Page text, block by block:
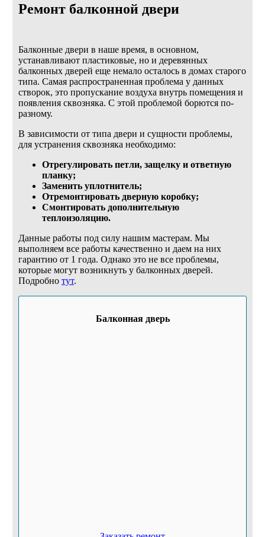
Ремонт балконной двери
Балконные двери в наше время, в основном,
устанавливают пластиковые, но и деревянных
балконных дверей еще немало осталось в домах старого
типа. Самая распространенная проблема у данных
створок, это пропускание воздуха внутрь помещения и
появления сквозняка. С этой проблемой борются по-
разному.
В зависимости от типа двери и сущности проблемы,
для устранения сквозняка необходимо:
Отрегулировать петли, защелку и ответную
планку;
Заменить уплотнитель;
Отремонтировать дверную коробку;
Смонтировать дополнительную
теплоизоляцию.
Данные работы под силу нашим мастерам. Мы
выполняем все работы качественно и даем на них
гарантию от 1 года. Однако это не все проблемы,
которые могут возникнуть у балконных дверей.
Подробно тут.
Балконная дверь